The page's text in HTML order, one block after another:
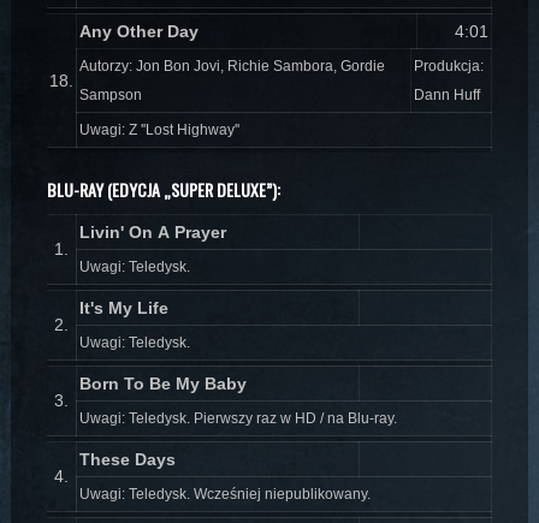
18.
Any Other Day 4:01
Autorzy: Jon Bon Jovi, Richie Sambora, Gordie
Sampson
Produkcja:
Dann Huff
Uwagi: Z ''Lost Highway''
BLU-RAY (EDYCJA „SUPER DELUXE”):
1.
Livin' On A Prayer
Uwagi: Teledysk.
2.
It's My Life
Uwagi: Teledysk.
3.
Born To Be My Baby
Uwagi: Teledysk. Pierwszy raz w HD / na Blu-ray.
4.
These Days
Uwagi: Teledysk. Wcześniej niepublikowany.